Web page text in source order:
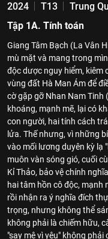
2024 T13 Trung
Tập 1A. Tính toán
Giang Tâm Bạch (La Vân
mù mặt và mang trong
độc dược nguy hiểm, kiêm
vùng đất Hà Man Ám để
cờ gặp gỡ Nhan Nam Tinh
khoáng, mạnh mẽ, lại có
con người, hai tính cách
lửa. Thế nhưng, vì những
vào mối lương duyên kỳ lạ
muôn vàn sóng gió, cuối
Kỉ Thảo, bảo vệ chính
hai tâm hồn cô độc,
rồi nhận ra ý nghĩa đích
trọng, nhưng không thể
không phải là chiếm hữu,
"say mê vì yêu" không